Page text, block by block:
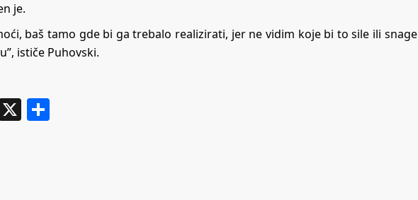
je.
baš tamo gde bi ga trebalo realizirati, jer ne vidim koje bi to sile ili snage
ističe Puhovski.
X